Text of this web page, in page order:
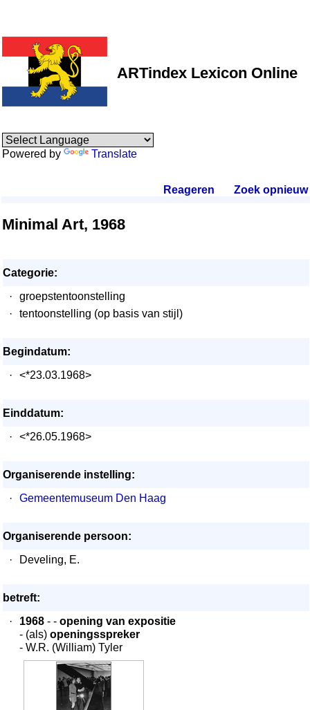
ARTindex Lexicon Online
Powered by Translate
Reageren Zoek opnieuw.
Minimal Art, 1968
Categorie:
·
groepstentoonstelling
·
tentoonstelling (op basis van stijl)
Begindatum:
·
<*23.03.1968>
Einddatum:
·
<*26.05.1968>
Organiserende instelling:
·
Gemeentemuseum Den Haag
Organiserende persoon:
·
Develing, E.
betreft:
·
1968 - - opening van expositie
- (als) openingsspreker
- W.R. (William) Tyler